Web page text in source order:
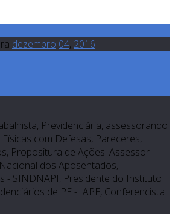
dezembro 04, 2016
Previdenciária, assessorando
com Defesas, Pareceres,
Propositura de Ações. Assessor
dos Aposentados,
- SINDNAPI, Presidente do Instituto
de PE - IAPE, Conferencista